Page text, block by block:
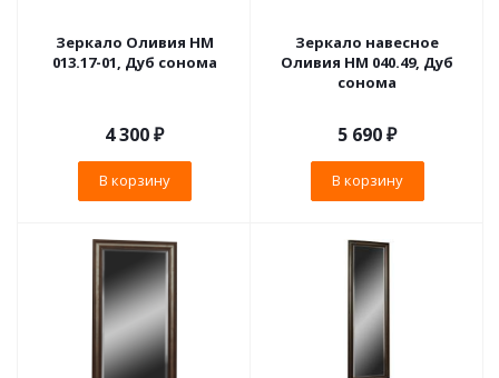
Зеркало Оливия НМ
013.17-01, Дуб сонома
4 300₽
В корзину
Зеркало навесное
Оливия НМ 040.49, Дуб
сонома
5 690₽
В корзину